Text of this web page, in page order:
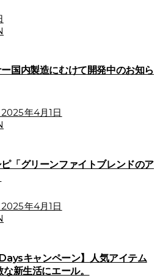
国内製造にむけて開発中のお知ら
2025年4月1日
「グリーンファイトブレンドのア
2025年4月1日
キャンペーン】人気アイテム
新生活にエール。